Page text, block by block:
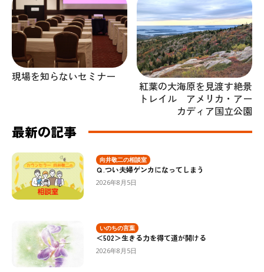
現場を知らないセミナー
紅葉の大海原を見渡す絶景
トレイル アメリカ・アー
カディア国立公園
最新の記事
向井敬二の相談室
Ｑ.つい夫婦ゲンカになってしまう
2026年8月5日
いのちの言葉
＜502＞生きる力を得て道が開ける
2026年8月5日